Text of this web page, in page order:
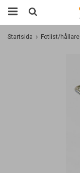
Startsida Fotlist/hållare